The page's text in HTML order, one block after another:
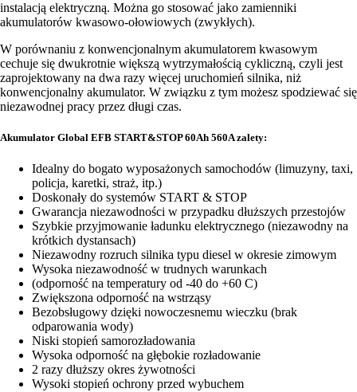
instalacją elektryczną. Można go stosować jako zamienniki
akumulatorów kwasowo-ołowiowych (zwykłych).
W porównaniu z konwencjonalnym akumulatorem kwasowym
cechuje się dwukrotnie większą wytrzymałością cykliczną, czyli jest
zaprojektowany na dwa razy więcej uruchomień silnika, niż
konwencjonalny akumulator. W związku z tym możesz spodziewać się
niezawodnej pracy przez długi czas.
Akumulator Global EFB START&STOP 60Ah 560A zalety:
Idealny do bogato wyposażonych samochodów (limuzyny, taxi,
policja, karetki, straż, itp.)
Doskonały do systemów START & STOP
Gwarancja niezawodności w przypadku dłuższych przestojów
Szybkie przyjmowanie ładunku elektrycznego (niezawodny na
krótkich dystansach)
Niezawodny rozruch silnika typu diesel w okresie zimowym
Wysoka niezawodność w trudnych warunkach
(odporność na temperatury od -40 do +60 C)
Zwiększona odporność na wstrząsy
Bezobsługowy dzięki nowoczesnemu wieczku (brak
odparowania wody)
Niski stopień samorozładowania
Wysoka odporność na głębokie rozładowanie
2 razy dłuższy okres żywotności
Wysoki stopień ochrony przed wybuchem